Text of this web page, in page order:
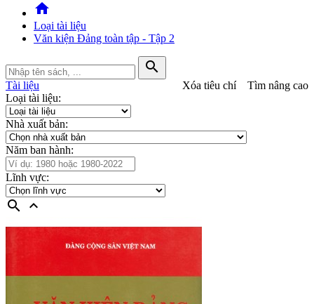
home
Loại tài liệu
Văn kiện Đảng toàn tập - Tập 2
search
Tài liệu Tìm nâng cao
Xóa tiêu chí
Loại tài liệu:
Nhà xuất bản:
Năm ban hành:
Lĩnh vực:
search expand_less